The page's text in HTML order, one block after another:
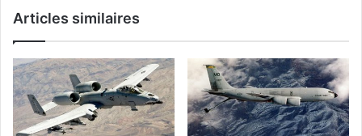
Articles similaires